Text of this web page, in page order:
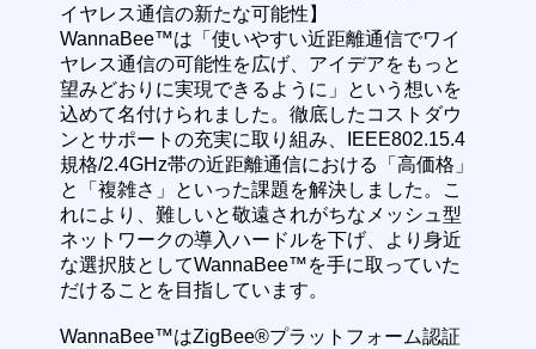
イヤレス通信の新たな可能性】
WannaBee™は「使いやすい近距離通信でワイ
ヤレス通信の可能性を広げ、アイデアをもっと
望みどおりに実現できるように」という想いを
込めて名付けられました。徹底したコストダウ
ンとサポートの充実に取り組み、IEEE802.15.4
規格/2.4GHz帯の近距離通信における「高価格」
と「複雑さ」といった課題を解決しました。こ
れにより、難しいと敬遠されがちなメッシュ型
ネットワークの導入ハードルを下げ、より身近
な選択肢としてWannaBee™を手に取っていた
だけることを目指しています。
WannaBee™はZigBee®プラットフォーム認証